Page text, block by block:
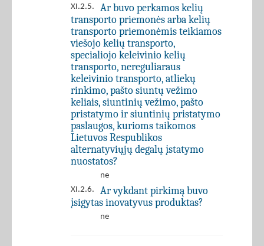
XI.2.5.
Ar buvo perkamos kelių
transporto priemonės arba kelių
transporto priemonėmis teikiamos
viešojo kelių transporto,
specialiojo keleivinio kelių
transporto, nereguliaraus
keleivinio transporto, atliekų
rinkimo, pašto siuntų vežimo
keliais, siuntinių vežimo, pašto
pristatymo ir siuntinių pristatymo
paslaugos, kurioms taikomos
Lietuvos Respublikos
alternatyviųjų degalų įstatymo
nuostatos?
ne
XI.2.6.
Ar vykdant pirkimą buvo
įsigytas inovatyvus produktas?
ne